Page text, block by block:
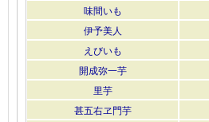
味間いも
伊予美人
えびいも
開成弥一芋
里芋
甚五右ヱ門芋